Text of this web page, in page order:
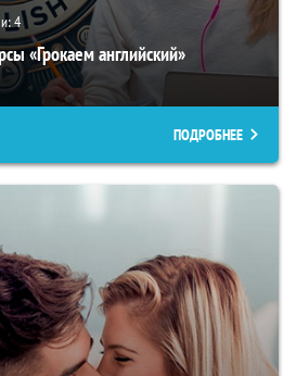
4
«Грокаем английский»
ПОДРОБНЕЕ